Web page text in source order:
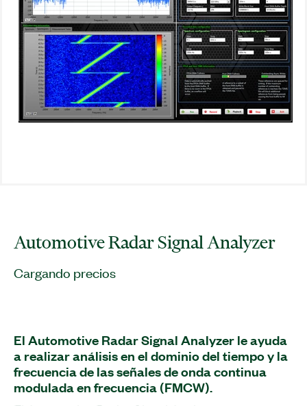
Automotive Radar Signal Analyzer
Cargando precios
El Automotive Radar Signal Analyzer le ayuda
a realizar análisis en el dominio del tiempo y la
frecuencia de las señales de onda continua
modulada en frecuencia (FMCW).